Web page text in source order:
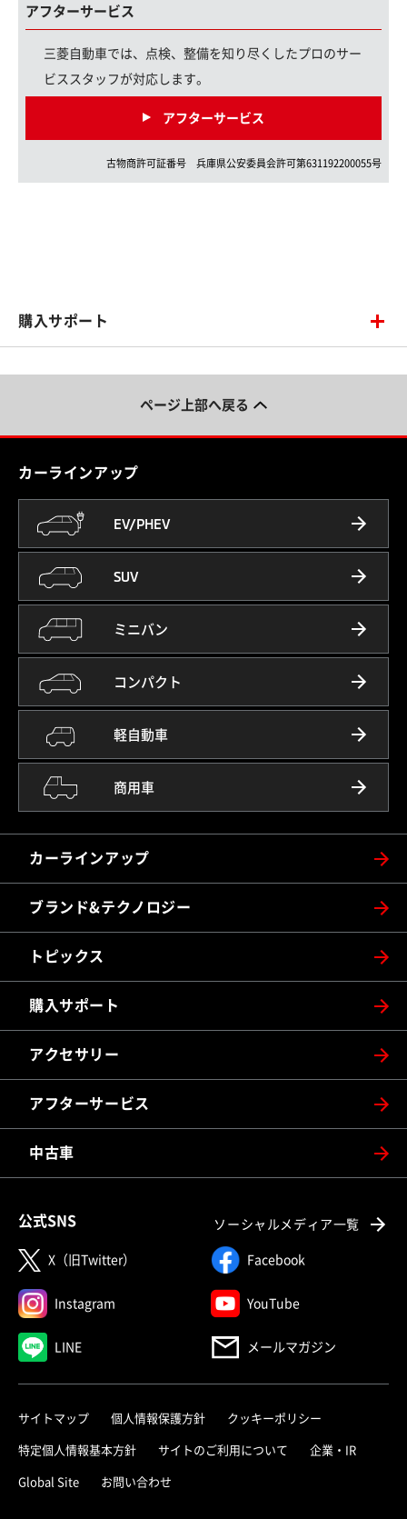
アフターサービス
三菱自動車では、点検、整備を知り尽くしたプロのサー
ビススタッフが対応します。
アフターサービス
古物商許可証番号 兵庫県公安委員会許可第631192200055号
購入サポート
ページ上部へ戻る
カーラインアップ
カーラインアップ
EV/PHEV
SUV
ミニバン
コンパクト
軽自動車
商用車
ブランド&テクノロジー
トピックス
購入サポート
アクセサリー
アフターサービス
中古車
公式SNS ソーシャルメディア一覧
X（旧Twitter） Facebook
Instagram YouTube
LINE メールマガジン
サイトマップ 個人情報保護方針 クッキーポリシー
特定個人情報基本方針 サイトのご利用について 企業・IR
Global Site お問い合わせ